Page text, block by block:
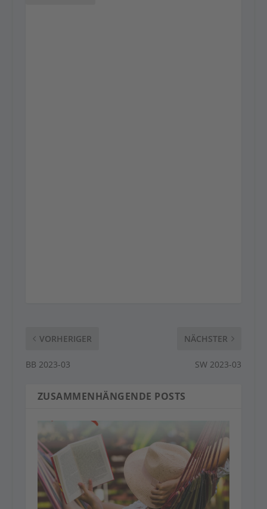
VORHERIGER
BB 2023-03
NÄCHSTER
SW 2023-03
ZUSAMMENHÄNGENDE POSTS